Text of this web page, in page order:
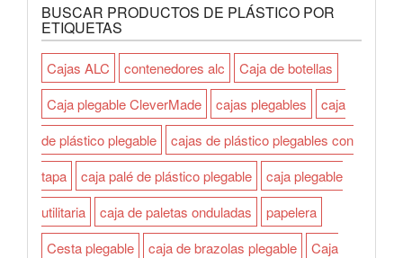
BUSCAR PRODUCTOS DE PLÁSTICO POR
ETIQUETAS
Cajas ALC contenedores alc
Caja de botellas
Caja plegable CleverMade
cajas plegables
caja
de plástico plegable
cajas de plástico plegables con
tapa
caja palé de plástico plegable
caja plegable
utilitaria
caja de paletas onduladas
papelera
Cesta plegable
caja de brazolas plegable
Caja